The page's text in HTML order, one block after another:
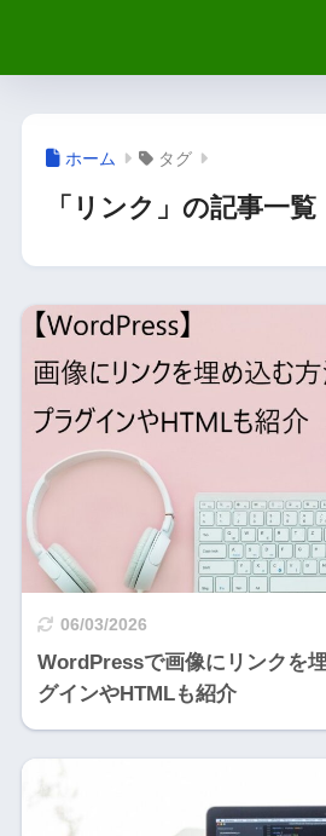
ホーム タグ
「リンク」の記事一覧
06/03/2026
WordPressで画像にリンクを
グインやHTMLも紹介